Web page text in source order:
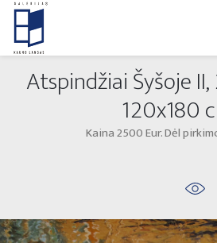
Nauji paveikslai
Abstraktūs paveikslai
Modernūs paveikslai
Paveikslai ant drobės
Naujos skulptūros
Liaudies skulptūros
Atspindžiai Šyšoje II,
120x180
Kaina 2500 Eur. Dėl